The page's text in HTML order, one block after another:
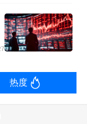
盾已转为产
热度